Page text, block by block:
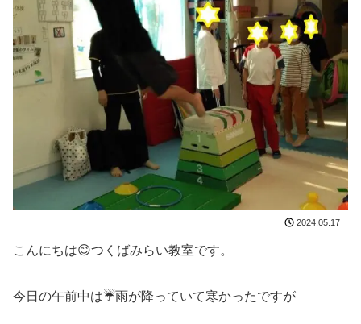
2024.05.17
こんにちは😊つくばみらい教室です。
今日の午前中は☔雨が降っていて寒かったですが